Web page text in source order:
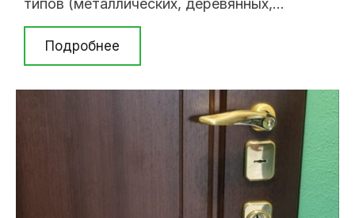
типов (металлических, деревянных,
пластиковых). Узнать стоимость работ и
задать возникшие вопросы, Вы всегда
можете нашему мастеру по тел. (063) 237
07 79; (098) 394 62 08; (044) 237 07 79. Мы
работаем только по Киеву. После
установки входной двери осуществляется
Подробнее